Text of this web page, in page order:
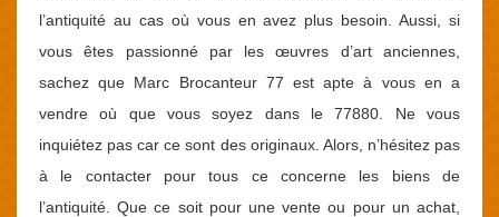
l’antiquité au cas où vous en avez plus besoin. Aussi, si
vous êtes passionné par les œuvres d’art anciennes,
sachez que Marc Brocanteur 77 est apte à vous en a
vendre où que vous soyez dans le 77880. Ne vous
inquiétez pas car ce sont des originaux. Alors, n’hésitez pas
à le contacter pour tous ce concerne les biens de
l’antiquité. Que ce soit pour une vente ou pour un achat,